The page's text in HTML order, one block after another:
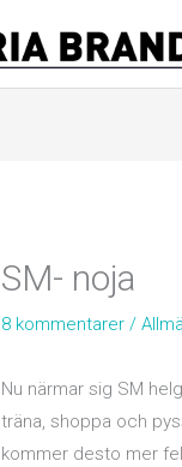
SM- noja
8 kommentarer /
Nu närmar sig SM
träna, shoppa och
kommer desto mer